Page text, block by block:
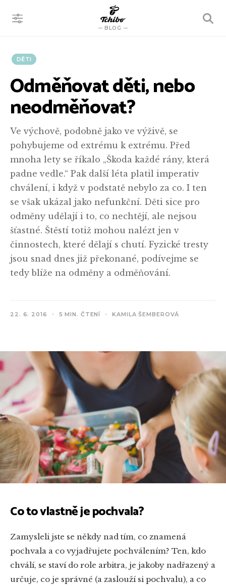
BLOG
VYHLEDÁVÁNÍ
DĚTI
Odměňovat děti, nebo
neodměňovat?
Ve výchově, podobně jako ve výživě, se
pohybujeme od extrému k extrému. Před
mnoha lety se říkalo „Škoda každé rány, která
padne vedle.“ Pak další léta platil imperativ
chválení, i když v podstatě nebylo za co. I ten
se však ukázal jako nefunkční. Děti sice pro
odměny udělají i to, co nechtějí, ale nejsou
šťastné. Štěstí totiž mohou nalézt jen v
činnostech, které dělají s chutí. Fyzické tresty
jsou snad dnes již překonané, podívejme se
tedy blíže na odměny a odměňování.
22. 6. 2016 5 MIN. ČTENÍ KAMILA ŠEMBEROVÁ
Co to vlastně je pochvala?
Zamysleli jste se někdy nad tím, co znamená
pochvala a co vyjadřujete pochválením? Ten, kdo
chválí, se staví do role arbitra, je jakoby nadřazený a
určuje, co je správné (a zaslouží si pochvalu), a co